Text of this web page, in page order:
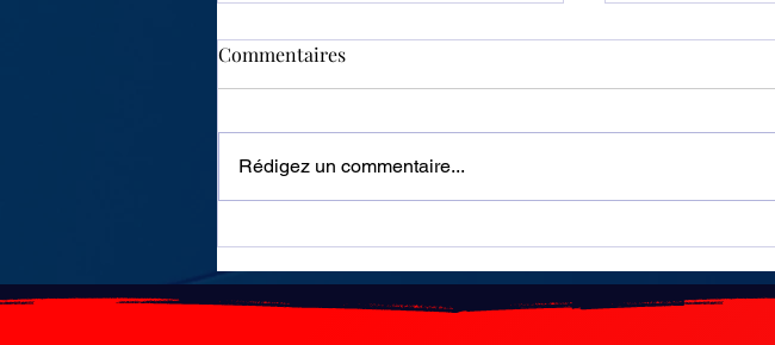
humains pour sensibiliser sur
les risques des accidents de la
Commentaires
Rédigez un commentaire...